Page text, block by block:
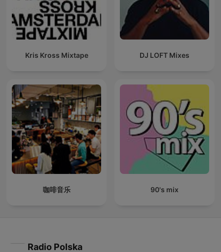
Kris Kross Mixtape DJ LOFT Mixes
咖啡音乐 90's mix
Radio Polska